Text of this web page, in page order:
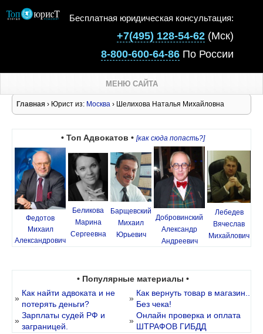
Бесплатная юридическая консультация:
+7(495) 128-54-62 (Мск)
8-800-600-64-86 По России
МЕНЮ САЙТА
Главная › Юрист из: Москва › Шелихова Наталья Михайловна
• Топ Адвокатов • [как сюда попасть?]
Федотов
Михаил
Александрович
Беликова
Марина
Сергеевна
Барщевский
Михаил
Юрьевич
Добровинский
Александр
Андреевич
Лебедев
Вячеслав
Михайлович
• Популярные материалы •
»
Как найти адвоката и не
потерять деньги?
»
Как вернуть товар в магазин..
Без чека!
»
Зарплаты судей РФ и
заграницей.
»
Онлайн проверка и оплата
ШТРАФОВ ГИБДД